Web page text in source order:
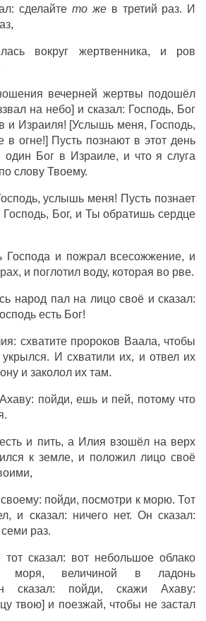
сделайтето жев третий раз. И
вокруг жертвенника, и ров
вечерней жертвы подошёл
на небо] и сказал: Господь, Бог
и Израиля! [Услышь меня, Господь,
огне!] Пусть познают в этот день
Бог в Израиле, и что я слуга
слову Твоему.
услышь меня! Пусть познает
Господь, Бог, и Ты обратишь сердце
Господа и пожрал всесожжение, и
и поглотил воду, которая во рве.
народ пал на лицо своё и сказал:
есть Бог!
схватите пророков Ваала, чтобы
И схватили их, и отвел их
и заколол их там.
пойди, ешь и пей, потому что
и пить, а Илия взошёл на верх
к земле, и положил лицо своё
своему: пойди, посмотри к морю. Тот
и сказал: ничего нет. Он сказал:
раз.
сказал: вот небольшое облако
моря, величиной в ладонь
сказал: пойди, скажи Ахаву:
твою] и поезжай, чтобы не застал